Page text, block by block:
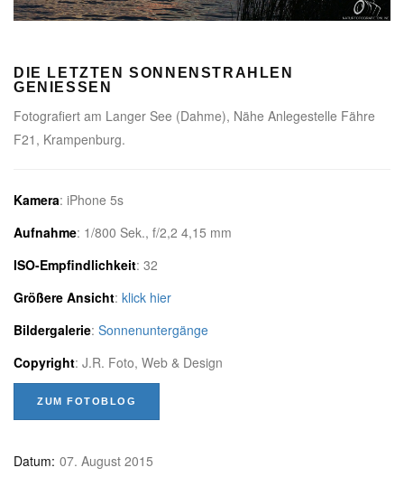
DIE LETZTEN SONNENSTRAHLEN
GENIESSEN
Fotografiert am Langer See (Dahme), Nähe Anlegestelle Fähre
F21, Krampenburg.
Kamera: iPhone 5s
Aufnahme: 1/800 Sek., f/2,2 4,15 mm
ISO-Empfindlichkeit: 32
Größere Ansicht: klick hier
Bildergalerie: Sonnenuntergänge
Copyright: J.R. Foto, Web & Design
ZUM FOTOBLOG
Datum: 07. August 2015